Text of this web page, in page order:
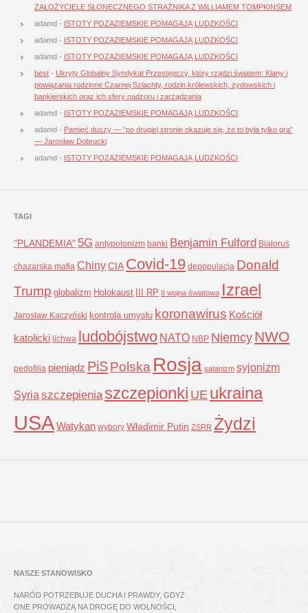
ZAŁOŻYCIELE SŁONECZNEGO STRAŻNIKA Z WILLIAMEM TOMPKINSEM
adamd - ISTOTY POZAZIEMSKIE POMAGAJĄ LUDZKOŚCI
adamd - ISTOTY POZAZIEMSKIE POMAGAJĄ LUDZKOŚCI
adamd - ISTOTY POZAZIEMSKIE POMAGAJĄ LUDZKOŚCI
best - Ukryty Globalny Syndykat Przestępczy, który rządzi światem: Klany i
powiązania rodzinne Czarnej Szlachty, rodzin królewskich, żydowskich i
bankierskich oraz ich sfery nadzoru i zarządzania
adamd - ISTOTY POZAZIEMSKIE POMAGAJĄ LUDZKOŚCI
adamd - Pamięć duszy — “po drugiej stronie okazuje się, że to była tylko gra”
— Jarosław Dobrucki
adamd - ISTOTY POZAZIEMSKIE POMAGAJĄ LUDZKOŚCI
TAGI
"PLANDEMIA" 5G antypolonizm banki Benjamin Fulford Białoruś
chazarska mafia ChinyCIA Covid-19 depopulacja Donald
Trump globalizm Holokaust III RP II wojna światowa Izrael
Jarosław Kaczyński kontrola umysłu koronawirus Kościół
katolicki lichwa ludobójstwo NATO NBP NiemcyNWO
pedofilia pieniądz PiSPolska Rosja satanizm syjonizm
Syria szczepienia szczepionki UE ukraina
USAWatykan wybory Władimir Putin ZSRR Żydzi
NASZE STANOWISKO
NARÓD POTRZEBUJE DUCHA I PRAWDY, GDYŻ
ONE PROWADZĄ NA DROGĘ DO WOLNOŚCI,